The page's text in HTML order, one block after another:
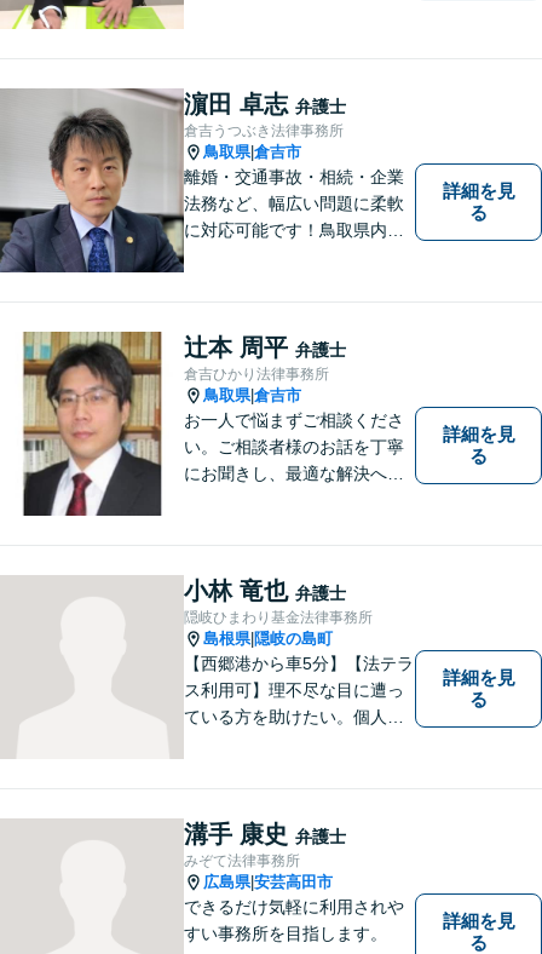
濵田 卓志 弁護士
倉吉うつぶき法律事務所
鳥取県|倉吉市
離婚・交通事故・相続・企業
法務など、幅広い問題に柔軟
に対応可能です！鳥取県内の
をしてもいいのか」と迷われ
ている方も、お気軽にご相談
ください！【駐車場有】
詳細を見
る
辻本 周平 弁護士
倉吉ひかり法律事務所
鳥取県|倉吉市
お一人で悩まずご相談くださ
い。ご相談者様のお話を丁寧
にお聞きし、最適な解決へと
詳細を見
る
小林 竜也 弁護士
隠岐ひまわり基金法律事務所
島根県|隠岐の島町
【西郷港から車5分】【法テラ
ス利用可】理不尽な目に遭っ
ている方を助けたい。個人・
え込むことなく、まずはお気
軽にご相談ください。【電話
相談可】
詳細を見
る
溝手 康史 弁護士
みぞて法律事務所
広島県|安芸高田市
できるだけ気軽に利用されや
すい事務所を目指します。
詳細を見
る